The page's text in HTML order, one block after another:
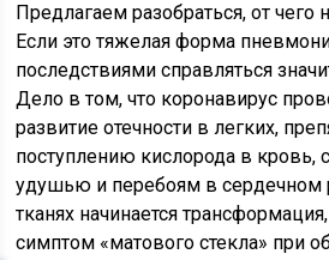
Предлагаем разобраться, от чего
Если это тяжелая форма
последствиями справляться
Дело в том, что коронавирус
развитие отечности в легких,
поступлению кислорода в кровь,
удушью и перебоям в сердечном
тканях начинается
симптом «матового стекла» при